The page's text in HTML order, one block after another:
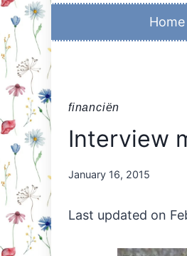
Home
financiën
Interview
By
January 16, 2015
Last updated on